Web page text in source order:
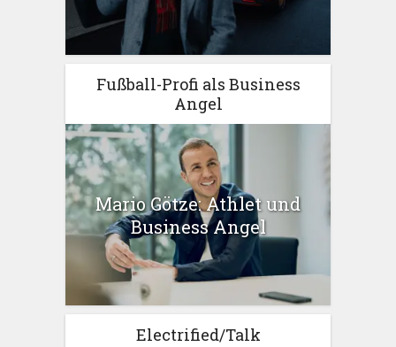
Fußball-Profi als Business
Angel
Mario Götze: Athlet und
Business Angel
Electrified/Talk